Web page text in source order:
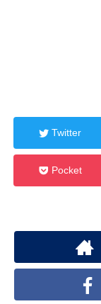
Twitter
Pocket